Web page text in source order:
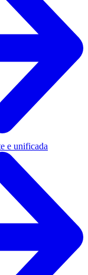
e unificada